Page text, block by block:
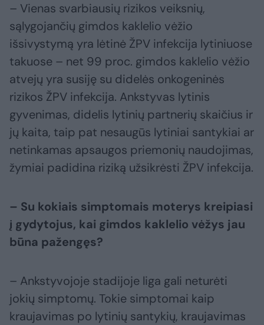
– Vienas svarbiausių rizikos veiksnių,
sąlygojančių gimdos kaklelio vėžio
išsivystymą yra lėtinė ŽPV infekcija lytiniuose
takuose – net 99 proc. gimdos kaklelio vėžio
atvejų yra susiję su didelės onkogeninės
rizikos ŽPV infekcija. Ankstyvas lytinis
gyvenimas, didelis lytinių partnerių skaičius ir
jų kaita, taip pat nesaugūs lytiniai santykiai ar
netinkamas apsaugos priemonių naudojimas,
žymiai padidina riziką užsikrėsti ŽPV infekcija.
– Su kokiais simptomais moterys kreipiasi
į gydytojus, kai gimdos kaklelio vėžys jau
būna pažengęs?
– Ankstyvojoje stadijoje liga gali neturėti
jokių simptomų. Tokie simptomai kaip
kraujavimas po lytinių santykių, kraujavimas